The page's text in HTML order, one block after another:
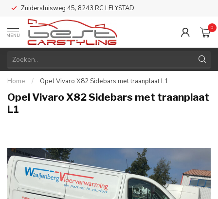
Zuidersluisweg 45, 8243 RC LELYSTAD
MENU
0
Home / Opel Vivaro X82 Sidebars met traanplaat L1
Opel Vivaro X82 Sidebars met traanplaat
L1